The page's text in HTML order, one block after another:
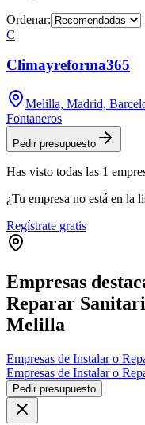
Ordenar:
C
Climayreforma365
Melilla, Madrid,
Fontaneros
Pedir presupuesto
Has visto todas las 1
¿Tu empresa no está en la
Regístrate gratis
Empresas
Reparar
Melilla
Empresas de Instalar o
Empresas de Instalar o
Pedir presupuesto